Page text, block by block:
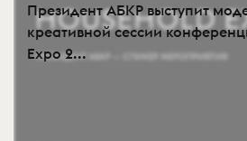
Президент АБКР выступит
креативной сессии
Expo 2...